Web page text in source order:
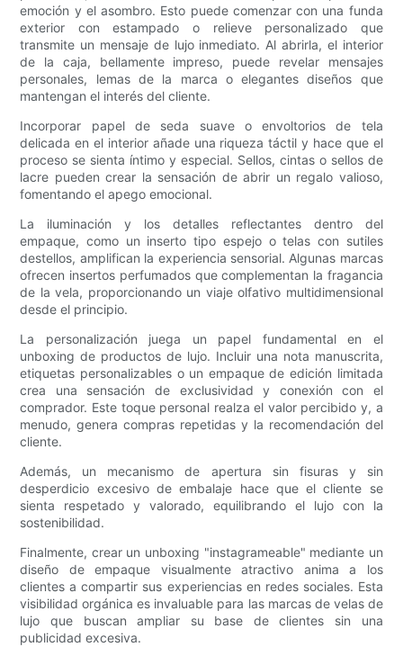
emoción y el asombro. Esto puede comenzar con una funda
exterior con estampado o relieve personalizado que
transmite un mensaje de lujo inmediato. Al abrirla, el interior
de la caja, bellamente impreso, puede revelar mensajes
personales, lemas de la marca o elegantes diseños que
mantengan el interés del cliente.
Incorporar papel de seda suave o envoltorios de tela
delicada en el interior añade una riqueza táctil y hace que el
proceso se sienta íntimo y especial. Sellos, cintas o sellos de
lacre pueden crear la sensación de abrir un regalo valioso,
fomentando el apego emocional.
La iluminación y los detalles reflectantes dentro del
empaque, como un inserto tipo espejo o telas con sutiles
destellos, amplifican la experiencia sensorial. Algunas marcas
ofrecen insertos perfumados que complementan la fragancia
de la vela, proporcionando un viaje olfativo multidimensional
desde el principio.
La personalización juega un papel fundamental en el
unboxing de productos de lujo. Incluir una nota manuscrita,
etiquetas personalizables o un empaque de edición limitada
crea una sensación de exclusividad y conexión con el
comprador. Este toque personal realza el valor percibido y, a
menudo, genera compras repetidas y la recomendación del
cliente.
Además, un mecanismo de apertura sin fisuras y sin
desperdicio excesivo de embalaje hace que el cliente se
sienta respetado y valorado, equilibrando el lujo con la
sostenibilidad.
Finalmente, crear un unboxing "instagrameable" mediante un
diseño de empaque visualmente atractivo anima a los
clientes a compartir sus experiencias en redes sociales. Esta
visibilidad orgánica es invaluable para las marcas de velas de
lujo que buscan ampliar su base de clientes sin una
publicidad excesiva.